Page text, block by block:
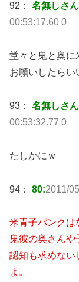
92： 名無しさ
00:53:17.60 0
堂々と鬼と奥に
お願いしたらい
93： 名無しさ
00:53:32.77 0
たしかにｗ
94： 80:2011/
米青子バンクは
鬼彼の奥さんや
認知も求めない
よ。